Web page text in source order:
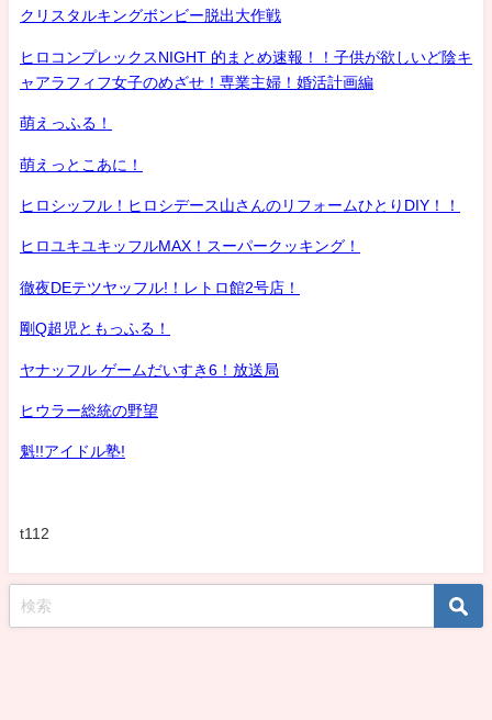
クリスタルキングボンビー脱出大作戦
ヒロコンプレックスNIGHT 的まとめ速報！！子供が欲しいど陰キ
ャアラフィフ女子のめざせ！専業主婦！婚活計画編
萌えっふる！
萌えっとこあに！
ヒロシッフル！ヒロシデース山さんのリフォームひとりDIY！！
ヒロユキユキッフルMAX！スーパークッキング！
徹夜DEテツヤッフル!！レトロ館2号店！
剛Q超児ともっふる！
ヤナッフル ゲームだいすき6！放送局
ヒウラー総統の野望
魁!!アイドル塾!
t112